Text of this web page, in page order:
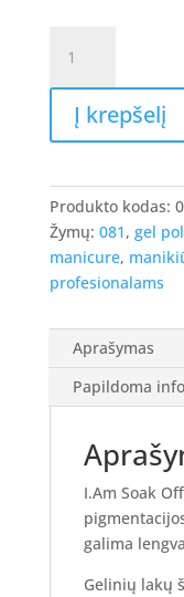
kiekis:
I.Am
Polish
gelinis
lakas
#081
-
Special
7ml.
Į krepšelį
Produkto kodas:
Žymų: 081, gel
manicure,
profesionalams
Aprašymas
Papildoma
I.Am Soak
galima
Gelinių lakų